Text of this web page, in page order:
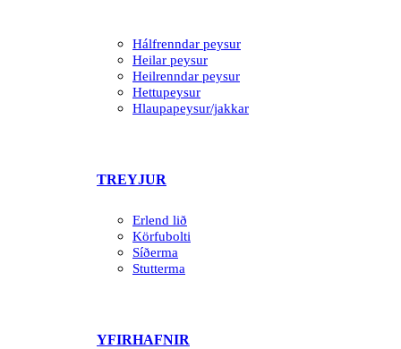
Hálfrenndar peysur
Heilar peysur
Heilrenndar peysur
Hettupeysur
Hlaupapeysur/jakkar
TREYJUR
Erlend lið
Körfubolti
Síðerma
Stutterma
YFIRHAFNIR